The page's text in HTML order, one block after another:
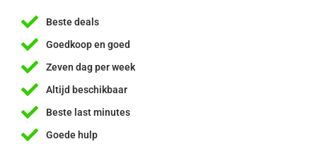
Beste deals
Goedkoop en goed
Zeven dag per week
Altijd beschikbaar
Beste last minutes
Goede hulp